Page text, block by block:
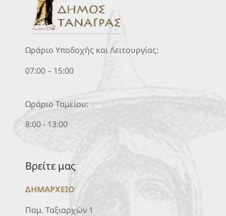
Ωράριο Υποδοχής και Λειτουργίας:
07:00 – 15:00
Ωράριο Ταμείου:
8:00 - 13:00
Βρείτε μας
ΔΗΜΑΡΧΕΙΟ
Παμ. Ταξιαρχών 1